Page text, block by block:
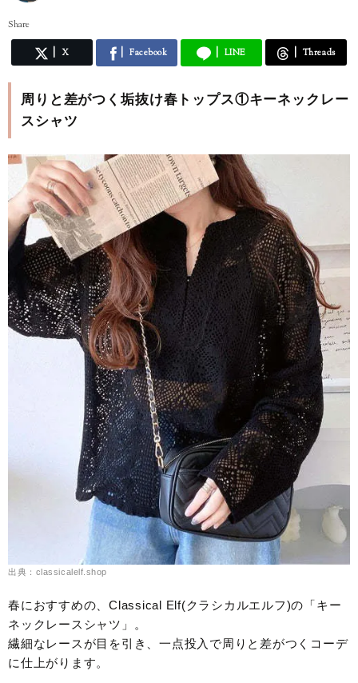
Share
X Facebook LINE Threads
周りと差がつく垢抜け春トップス①キーネックレー
スシャツ
出典：classicalelf.shop
春におすすめの、Classical Elf(クラシカルエルフ)の「キー
ネックレースシャツ」。
繊細なレースが目を引き、一点投入で周りと差がつくコーデ
に仕上がります。